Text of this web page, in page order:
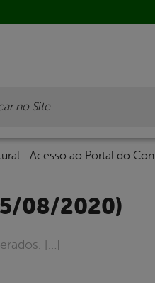
Acesso ao Portal do
08/2020)
[…]